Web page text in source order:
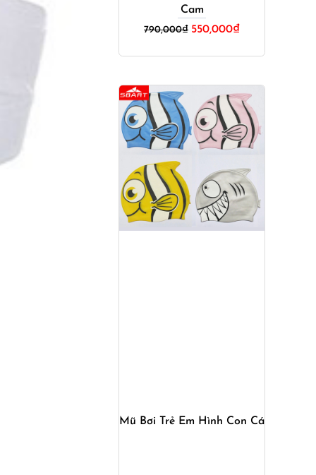
Cam
790,000₫ Giá
là:
550,000₫Giá
tại
550,000₫.
Mũ Bơi Trẻ Em Hình Con Cá